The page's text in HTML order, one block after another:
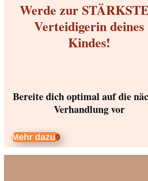
Werde zur
Verteidigerin deines
Kindes!
Bereite dich optimal auf die
Verhandlung vor
Mehr dazu